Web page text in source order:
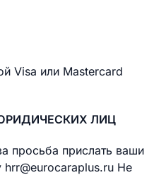
Visa или Mastercard
ЛИЦ
просьба прислать ваши
hrr@eurocaraplus.ru Не